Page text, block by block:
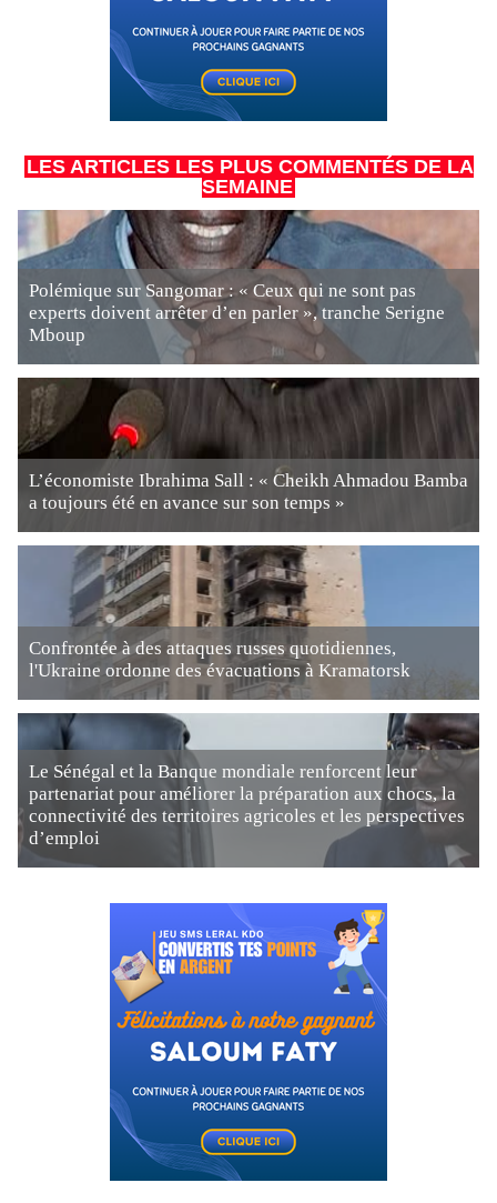
LES ARTICLES LES PLUS COMMENTÉS DE LA
SEMAINE
Polémique sur Sangomar : « Ceux qui ne sont pas
experts doivent arrêter d’en parler », tranche Serigne
Mboup
L’économiste Ibrahima Sall : « Cheikh Ahmadou Bamba
a toujours été en avance sur son temps »
Confrontée à des attaques russes quotidiennes,
l'Ukraine ordonne des évacuations à Kramatorsk
Le Sénégal et la Banque mondiale renforcent leur
partenariat pour améliorer la préparation aux chocs, la
connectivité des territoires agricoles et les perspectives
d’emploi